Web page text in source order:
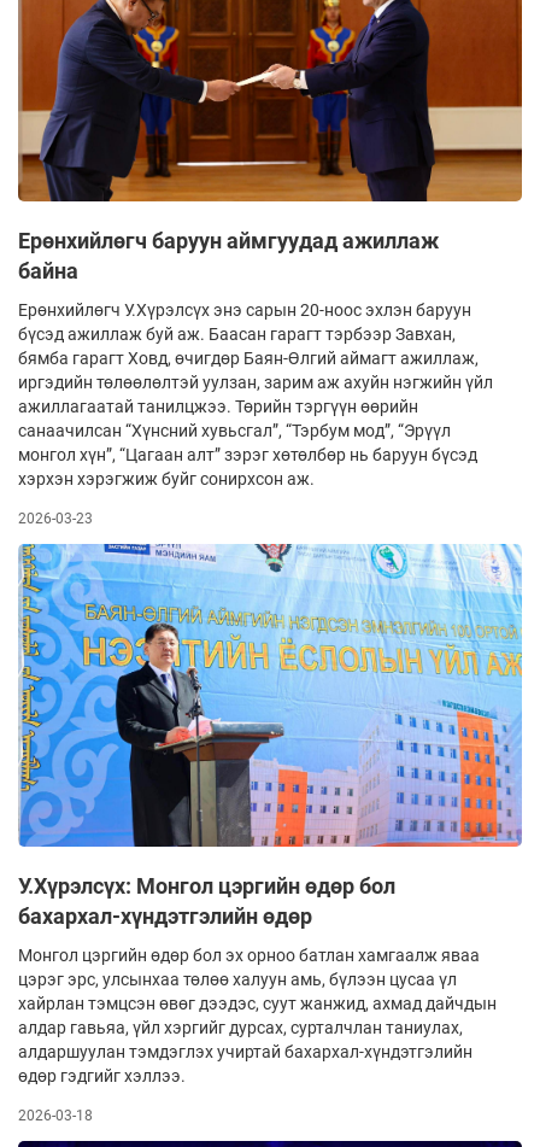
Ерөнхийлөгч баруун аймгуудад ажиллаж
байна
Ерөнхийлөгч У.Хүрэлсүх энэ сарын 20-ноос эхлэн баруун
бүсэд ажиллаж буй аж. Баасан гарагт тэрбээр Завхан,
бямба гарагт Ховд, өчигдөр Баян-Өлгий аймагт ажиллаж,
иргэдийн төлөөлөлтэй уулзан, зарим аж ахуйн нэгжийн үйл
ажиллагаатай танилцжээ. Төрийн тэргүүн өөрийн
санаачилсан “Хүнсний хувьсгал”, “Тэрбум мод”, “Эрүүл
монгол хүн”, “Цагаан алт” зэрэг хөтөлбөр нь баруун бүсэд
хэрхэн хэрэгжиж буйг сонирхсон аж.
2026-03-23
У.Хүрэлсүх: Монгол цэргийн өдөр бол
бахархал-хүндэтгэлийн өдөр
Монгол цэргийн өдөр бол эх орноо батлан хамгаалж яваа
цэрэг эрс, улсынхаа төлөө халуун амь, бүлээн цусаа үл
хайрлан тэмцсэн өвөг дээдэс, суут жанжид, ахмад дайчдын
алдар гавьяа, үйл хэргийг дурсах, сурталчлан таниулах,
алдаршуулан тэмдэглэх учиртай бахархал-хүндэтгэлийн
өдөр гэдгийг хэллээ.
2026-03-18